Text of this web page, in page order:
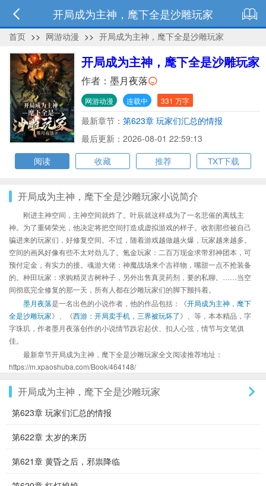
开局成为主神，麾下全是沙雕玩家
首页 >> 网游动漫 >> 开局成为主神，麾下全是沙雕玩家
开局成为主神，麾下全是沙雕玩家
作者： 墨月夜落
网游动漫 连载中 331 万字
最新章节： 第623章 玩家们汇总的情报
最后更新：2026-08-01 22:59:13
阅读
收藏 推荐 TXT下载
开局成为主神，麾下全是沙雕玩家小说简介
刚进主神空间，主神空间就炸了。叶辰就这样成为了一名悲催的离线主
神。为了重铸荣光，他决定将把空间打造成虚拟游戏的样子。收割那些被自己
骗进来的玩家们，好修复空间。不过，随着游戏越做越火爆，玩家越来越多。
空间的画风好像有些不太对劲儿了。氪金玩家：二百万现金求带邪神团本，可
预付定金，有实力的接。魂游大佬：神魔战场来个吉祥物，嘴甜一点不抢装备
的。种田玩家：求购精灵古树种子，另外出售真灵药剂，要的私聊。……当空
间彻底完全修复的那一天，所有人都在沙雕玩家们的脚下颤抖着。
墨月夜落是一名出色的小说作者，他的作品包括：《开局成为主神，麾下
全是沙雕玩家》、《西游：开局卖手机，三界被玩坏了》、等，本本精品，字
字珠玑，作者墨月夜落创作的小说情节跌宕起伏、扣人心弦，情节与文笔俱
佳。
最新章节开局成为主神，麾下全是沙雕玩家全文阅读推荐地址：
https://m.xpaoshuba.com/Book/464148/
开局成为主神，麾下全是沙雕玩家
第623章 玩家们汇总的情报
第622章 太岁的来历
第621章 黄昏之后，邪祟降临